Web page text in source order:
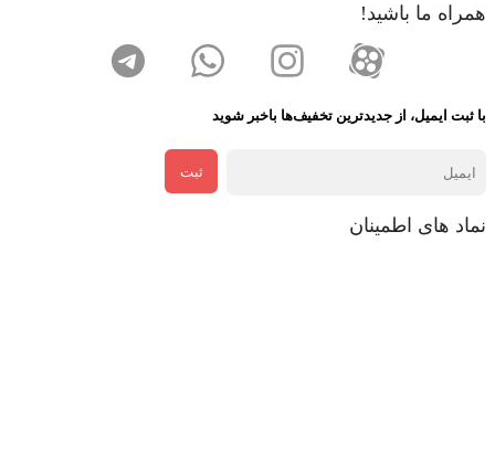
همراه ما باشید!
با ثبت ایمیل، از جدید‌ترین تخفیف‌ها با‌خبر شوید
ثبت
نماد های اطمینان